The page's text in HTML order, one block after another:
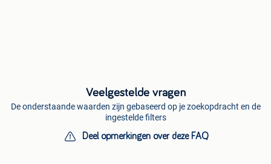
Veelgestelde vragen
De onderstaande waarden zijn gebaseerd op je zoekopdracht en de
ingestelde filters
Deel opmerkingen over deze FAQ